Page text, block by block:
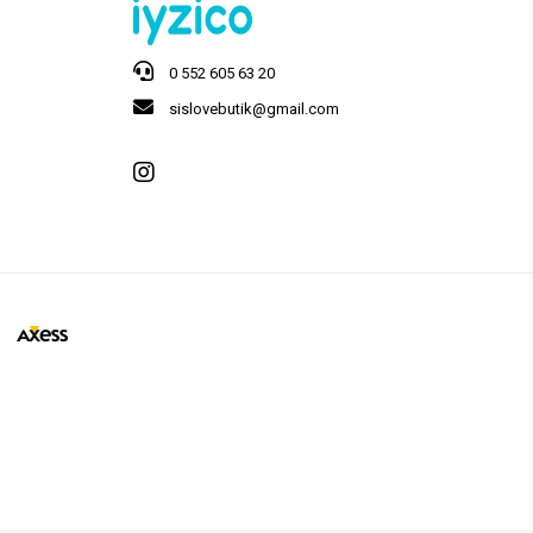
0 552 605 63 20
sislovebutik@gmail.com